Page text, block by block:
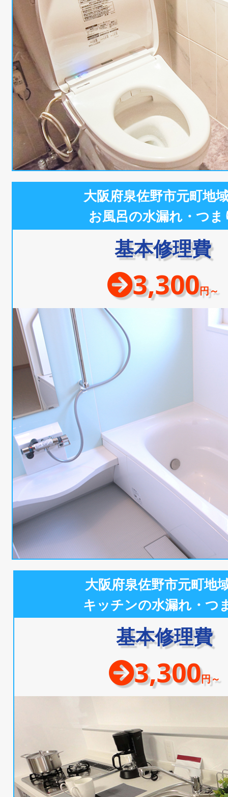
大阪府泉佐野市元町地
お風呂の水漏れ・つま
基本修理費
3,300円～
大阪府泉佐野市元町地
キッチンの水漏れ・つ
基本修理費
3,300円～